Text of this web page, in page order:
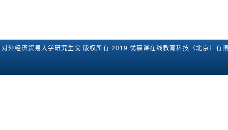
对外经济贸易大学研究生院 版权所有2019 优慕课在线教育科技（北京）有